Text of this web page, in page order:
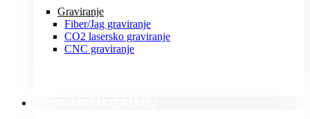
Graviranje
Fiber/Jag graviranje
CO2 lasersko graviranje
CNC graviranje